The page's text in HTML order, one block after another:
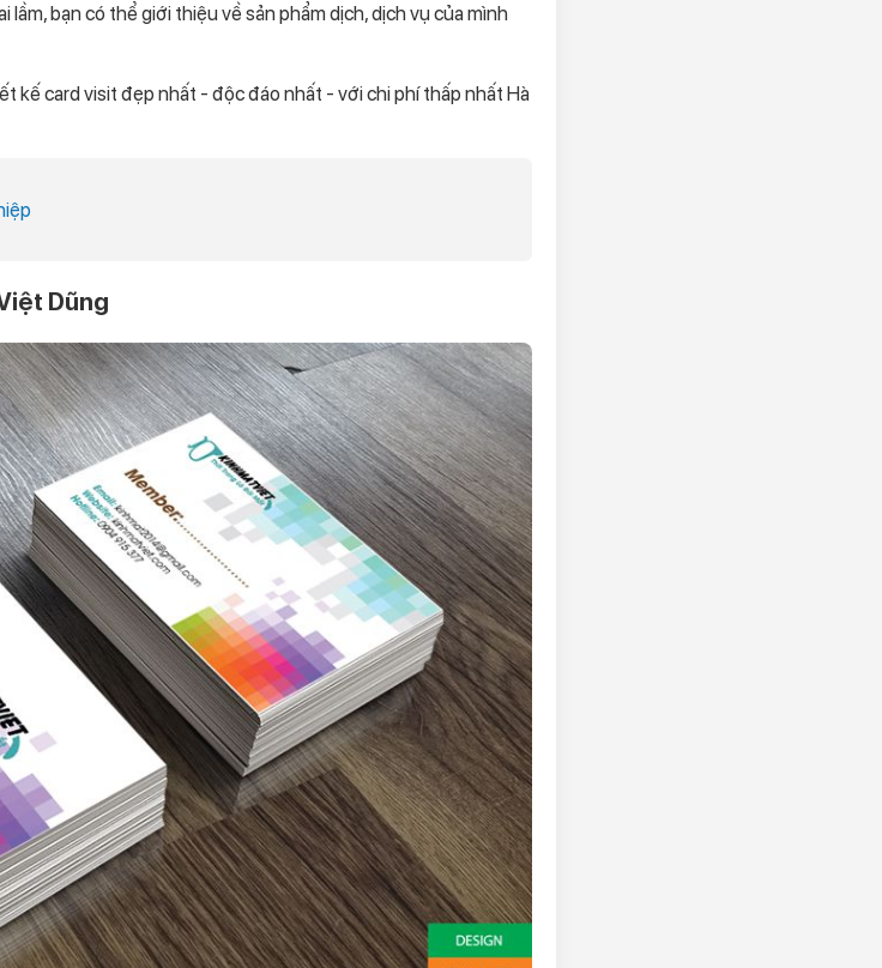
bạn có thể giới thiệu về sản phẩm dịch, dịch vụ của mình
kế card visit đẹp nhất - độc đáo nhất - với chi phí thấp nhất Hà
Dũng